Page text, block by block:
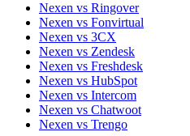
Nexen vs Ringover
Nexen vs Fonvirtual
Nexen vs 3CX
Nexen vs Zendesk
Nexen vs Freshdesk
Nexen vs HubSpot
Nexen vs Intercom
Nexen vs Chatwoot
Nexen vs Trengo